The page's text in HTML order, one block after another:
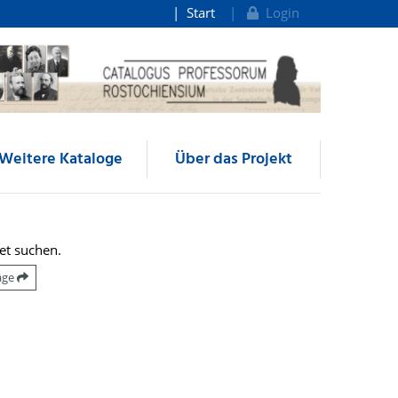
Start Login
Kataloge Über das Projekt
suchen.